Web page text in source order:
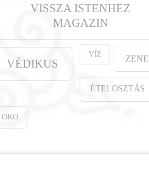
VISSZA ISTENHEZ
MAGAZIN
VÉDIKUS
VÍZ ZENE
ÉTELOSZTÁS
ÖKO